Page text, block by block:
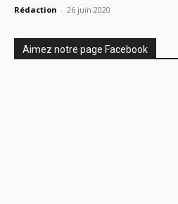
Rédaction - 26 juin 2020
Aimez notre page Facebook